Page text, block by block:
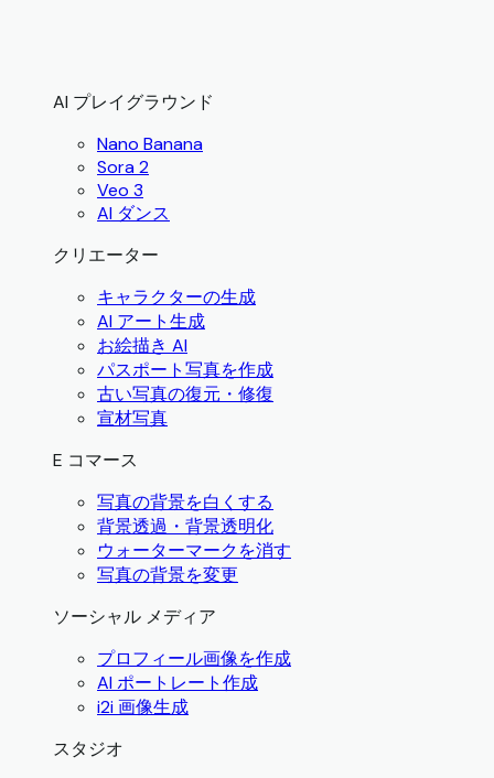
AI プレイグラウンド
Nano Banana
Sora 2
Veo 3
AI ダンス
クリエーター
キャラクターの生成
AI アート生成
お絵描き AI
パスポート写真を作成
古い写真の復元・修復
宣材写真
E コマース
写真の背景を白くする
背景透過・背景透明化
ウォーターマークを消す
写真の背景を変更
ソーシャル メディア
プロフィール画像を作成
AI ポートレート作成
i2i 画像生成
スタジオ